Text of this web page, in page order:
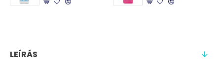
LEÍRÁS